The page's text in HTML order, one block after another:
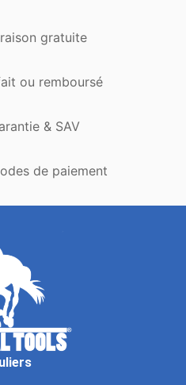
gratuite
ou remboursé
& SAV
de paiement